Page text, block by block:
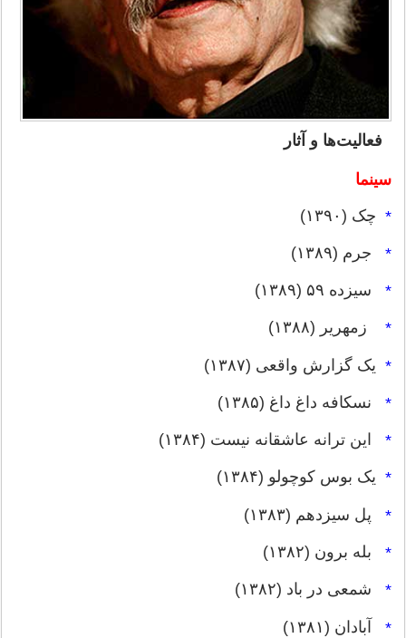
فعالیت‌ها و آثار
سینما
* چک (۱۳۹۰)
* جرم (۱۳۸۹)
* سیزده ۵۹ (۱۳۸۹)
* زمهریر (۱۳۸۸)
* یک گزارش واقعی (۱۳۸۷)
* نسکافه داغ داغ (۱۳۸۵)
* این ترانه عاشقانه نیست (۱۳۸۴)
* یک بوس کوچولو (۱۳۸۴)
* پل سیزدهم (۱۳۸۳)
* بله برون (۱۳۸۲)
* شمعی در باد (۱۳۸۲)
* آبادان (۱۳۸۱)